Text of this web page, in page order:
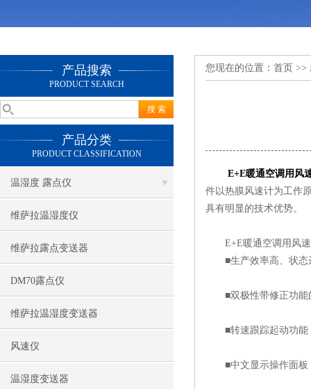
产品搜索
PRODUCT SEARCH
产品分类
PRODUCT CLASSIFICATION
温湿度 露点仪
维萨拉温湿度仪
维萨拉露点变送器
DM70露点仪
维萨拉温湿度变送器
风速仪
温湿度变送器
您现在的位置： 首页 >>
E+E暖通空调用风
件以热膜风速计为工作
具有明显的技术优势。
E+E暖通空调用风速
■生产效率高、状态
■双极性带修正功能
■转速跟踪起动功能
■中文显示操作面板